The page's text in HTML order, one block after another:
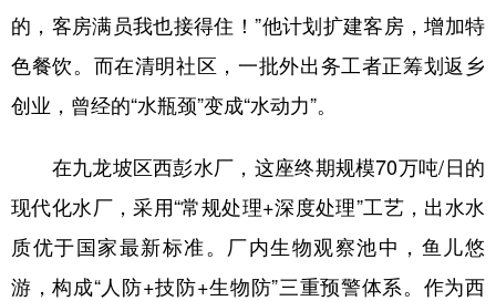
的，客房满员我也接得住！”他计划扩建客房，增加特
色餐饮。而在清明社区，一批外出务工者正筹划返乡
创业，曾经的“水瓶颈”变成“水动力”。
在九龙坡区西彭水厂，这座终期规模70万吨/日的
现代化水厂，采用“常规处理+深度处理”工艺，出水水
质优于国家最新标准。厂内生物观察池中，鱼儿悠
游，构成“人防+技防+生物防”三重预警体系。作为西